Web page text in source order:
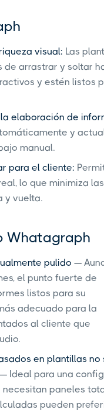
visual: Las
de arrastrar y soltar
y estén listos
elaboración de
y
manual.
para el cliente:
lo que minimiza las
y vuelta.
Whatagraph
pulido —
el punto fuerte de
listos para su
adecuado para la
al cliente que
en plantillas no
— Ideal para una
paneles
pueden